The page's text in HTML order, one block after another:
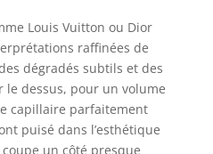
Louis Vuitton ou Dior
raffinées de
dégradés subtils et des
le dessus, pour un volume
capillaire parfaitement
puisé dans l’esthétique
un côté presque